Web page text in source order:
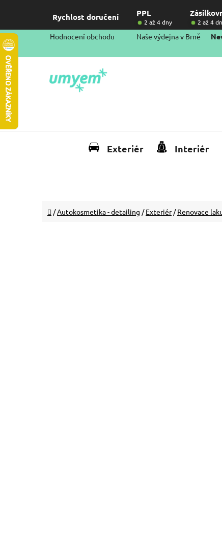
obsah
Rychlost doručení PPL
2 až 4 dny 2 až 4
Hodnocení obchodu Naše výdejna v Brně
Exteriér Interiér
Domů
/Autokosmetika - detailing / Exteriér / Renovace